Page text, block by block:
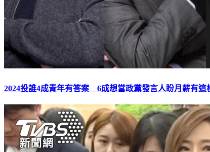
2024投誰4成青年有答案 6成想當政黨發言人盼月薪有這